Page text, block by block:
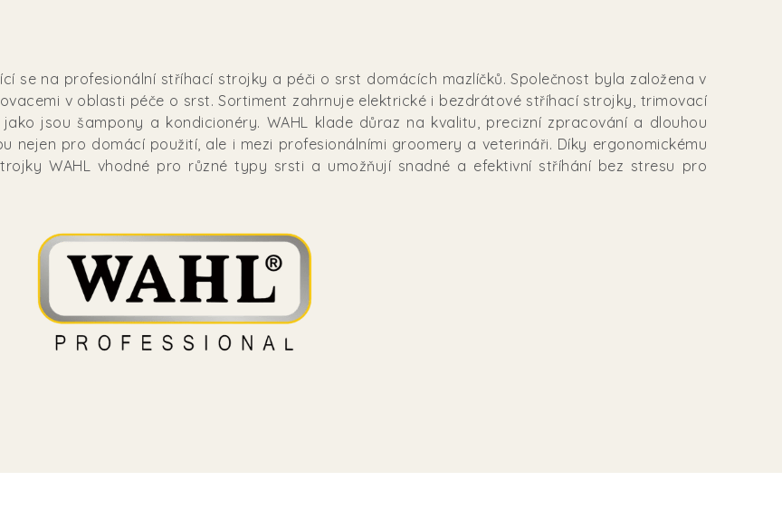
se na profesionální stříhací strojky a péči o srst domácích mazlíčků. Společnost byla založena v
v oblasti péče o srst. Sortiment zahrnuje elektrické i bezdrátové stříhací strojky, trimovací
jsou šampony a kondicionéry. WAHL klade důraz na kvalitu, precizní zpracování a dlouhou
nejen pro domácí použití, ale i mezi profesionálními groomery a veterináři. Díky ergonomickému
WAHL vhodné pro různé typy srsti a umožňují snadné a efektivní stříhání bez stresu pro